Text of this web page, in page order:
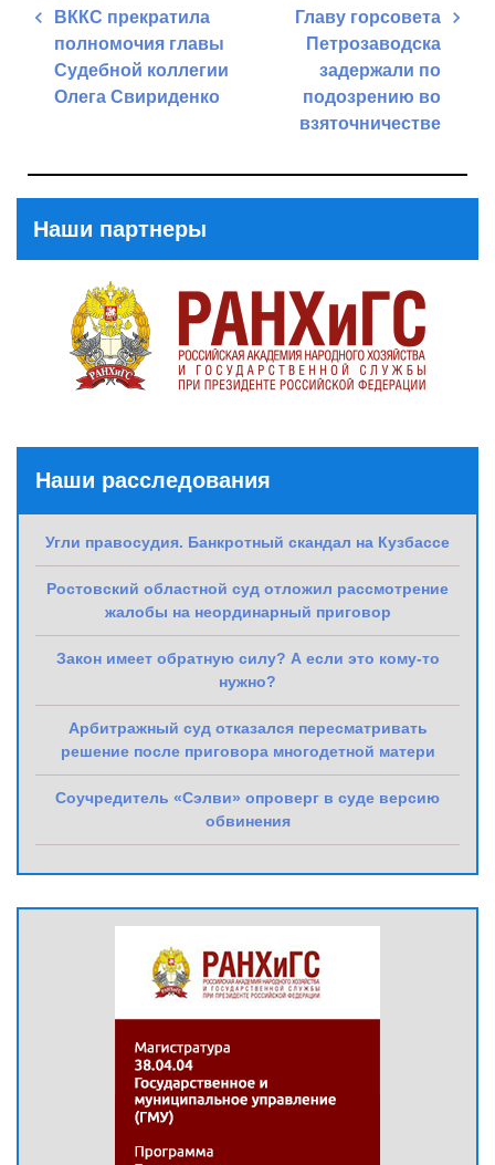
Навигация
записям
ВККС прекратила
полномочия главы
Судебной коллегии
Олега Свириденко
Главу горсовета
Петрозаводска
задержали по
подозрению во
взяточничестве
Наши партнеры
Наши расследования
Угли правосудия. Банкротный скандал на Кузбассе
Ростовский областной суд отложил рассмотрение
жалобы на неординарный приговор
Закон имеет обратную силу? А если это кому-то
нужно?
Арбитражный суд отказался пересматривать
решение после приговора многодетной матери
Соучредитель «Сэлви» опроверг в суде версию
обвинения